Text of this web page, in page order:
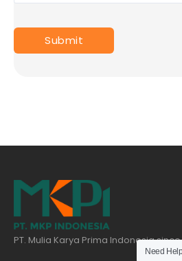
PT. Mulia Karya Prima Indonesia since
Need